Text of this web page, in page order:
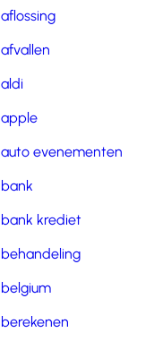
aflossing
afvallen
aldi
apple
auto evenementen
bank
bank krediet
behandeling
belgium
berekenen